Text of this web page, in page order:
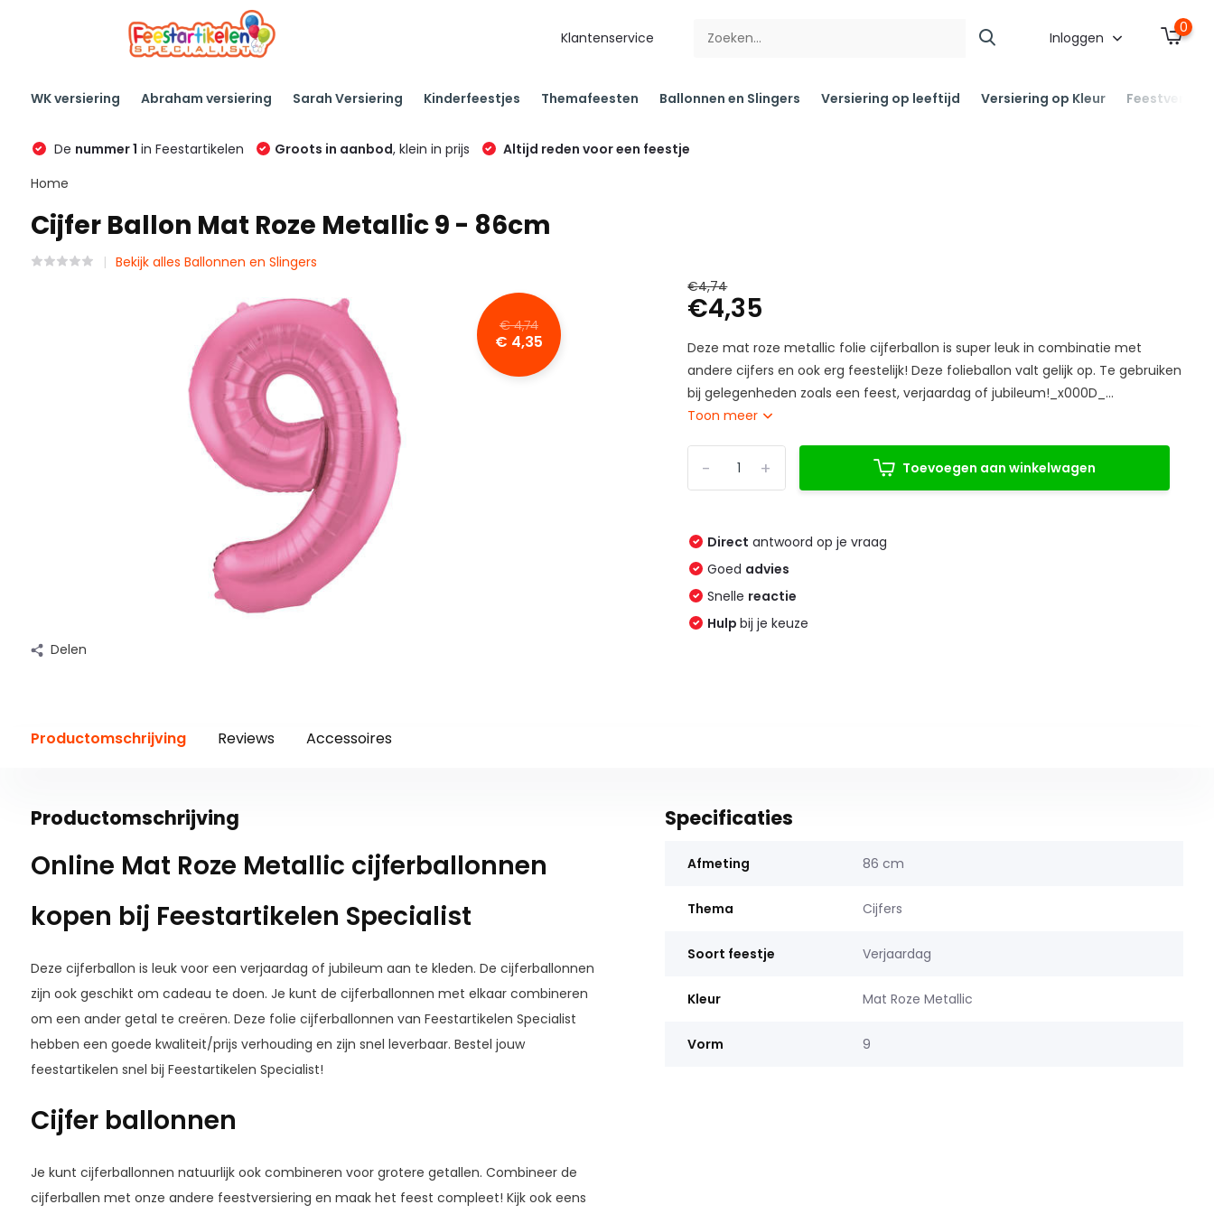
Klantenservice Inloggen
0
WK versiering Abraham versiering Sarah Versiering Kinderfeestjes Themafeesten Ballonnen en Slingers Versiering op leeftijd Versiering op Kleur
De nummer 1 in Feestartikelen Groots in aanbod, klein in prijs
Altijd reden voor een feestje
Home
Cijfer Ballon Mat Roze Metallic 9 - 86cm
Bekijk alles Ballonnen en Slingers
€ 4,74
€ 4,35
Delen
€4,74
€4,35
Deze mat roze metallic folie cijferballon is super leuk in combinatie met
andere cijfers en ook erg feestelijk! Deze folieballon valt gelijk op. Te gebruiken
bij gelegenheden zoals een feest, verjaardag of jubileum!_x000D_...
Toon meer
+
- Toevoegen aan winkelwagen
Direct antwoord op je vraag
Goed advies
Snelle reactie
Hulpbij je keuze
Productomschrijving Reviews Accessoires
Productomschrijving
Online Mat Roze Metallic cijferballonnen
kopen bij Feestartikelen Specialist
Deze cijferballon is leuk voor een verjaardag of jubileum aan te kleden. De cijferballonnen
zijn ook geschikt om cadeau te doen. Je kunt de cijferballonnen met elkaar combineren
om een ander getal te creëren. Deze folie cijferballonnen van Feestartikelen Specialist
hebben een goede kwaliteit/prijs verhouding en zijn snel leverbaar. Bestel jouw
feestartikelen snel bij Feestartikelen Specialist!
Cijfer ballonnen
Je kunt cijferballonnen natuurlijk ook combineren voor grotere getallen. Combineer de
cijferballen met onze andere feestversiering en maak het feest compleet! Kijk ook eens
Specificaties
Afmeting 86 cm
Thema Cijfers
Soort feestje Verjaardag
Kleur Mat Roze Metallic
Vorm 9